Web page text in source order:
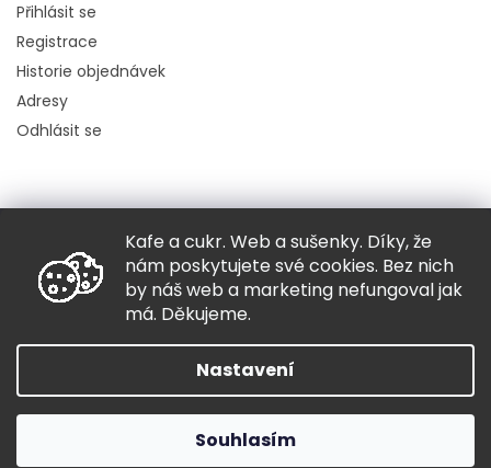
Kafe a cukr. Web a sušenky. Díky, že
nám poskytujete své cookies. Bez nich
by náš web a marketing nefungoval jak
má. Děkujeme.
Nastavení
Souhlasím
Přihlásit se
Registrace
Historie objednávek
Adresy
Odhlásit se
Copyright 2026Hugo chodí bos. Všechna práva vyhrazena.
Grafický návrh vytvořil a nakódovalShoptak.cz